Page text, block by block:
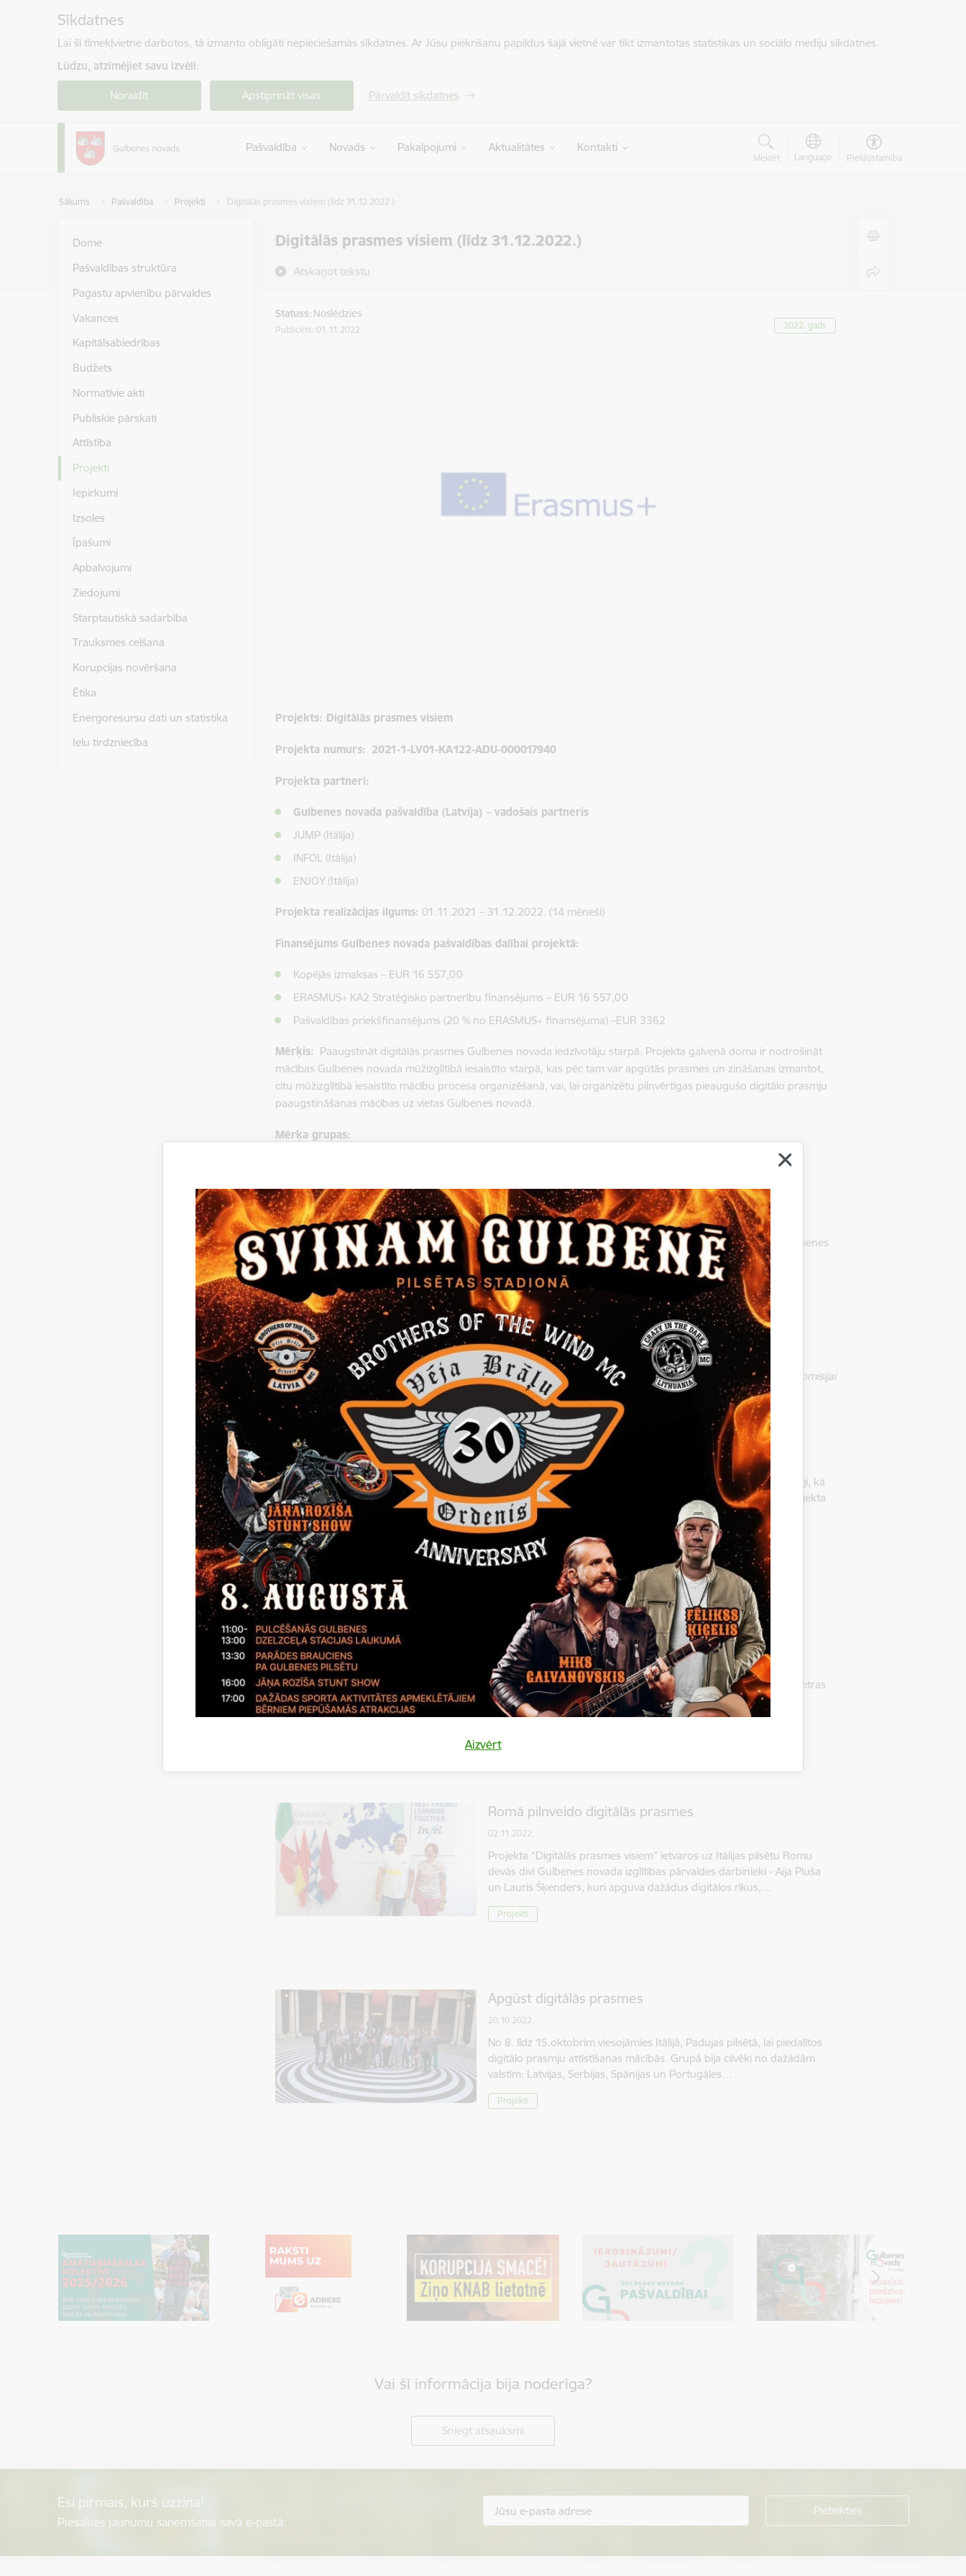
Sīkdatnes
Lai šī tīmekļvietne darbotos, tā izmanto obligāti nepieciešamās sīkdatnes. Ar Jūsu piekrišanu papildus šajā vietnē var tikt izmantotas statistikas un sociālo mediju sīkdatnes.
Lūdzu, atzīmējiet savu izvēli:
Noraidīt Apstiprināt visas Pārvaldīt sīkdatnes
Pašvaldība Novads Pakalpojumi Aktualitātes Kontakti
Meklēt Language Piekļūstamība
Sākums Pašvaldība Projekti Digitālās prasmes visiem (līdz 31.12.2022.)
Digitālās prasmes visiem (līdz 31.12.2022.)
Atskaņot tekstu
Aizvērt
Dome
Pašvaldības struktūra
Pagastu apvienību pārvaldes
Vakances
Kapitālsabiedrības
Budžets
Normatīvie akti
Publiskie pārskati
Attīstība
Projekti
Iepirkumi
Izsoles
Īpašumi
Apbalvojumi
Ziedojumi
Starptautiskā sadarbība
Trauksmes celšana
Korupcijas novēršana
Ētika
Energoresursu dati un statistika
Ielu tirdzniecība
Statuss: Noslēdzies
Publicēts: 01.11.2022. 2022. gads
Projekts: Digitālās prasmes visiem
Projekta numurs: 2021-1-LV01-KA122-ADU-000017940
Projekta partneri:
Gulbenes novada pašvaldība (Latvija) – vadošais partneris
JUMP (Itālija)
INFOL (Itālija)
ENJOY (Itālija)
Projekta realizācijas ilgums: 01.11.2021 – 31.12.2022. (14 mēneši)
Finansējums Gulbenes novada pašvaldības dalībai projektā:
Kopējās izmaksas – EUR 16 557,00
ERASMUS+ KA2 Stratēģisko partnerību finansējums – EUR 16 557,00
Pašvaldības priekšfinansējums (20 % no ERASMUS+ finansējuma) –EUR 3362
Mērķis: Paaugstināt digitālās prasmes Gulbenes novada iedzīvotāju starpā. Projekta galvenā doma ir nodrošināt
mācības Gulbenes novada mūžizglītībā iesaistīto starpā, kas pēc tam var apgūtās prasmes un zināšanas izmantot,
citu mūžizglītībā iesaistīto mācību procesa organizēšanā, vai, lai organizētu pilnvērtīgas pieaugušo digitālo prasmju
paaugstināšanas mācības uz vietas Gulbenes novadā.
Mērķa grupas:
pedagogi;
mūžizglītībā iesaistītie.
Aktivitātes:Projekta laikā notiek mobilitātes, kā arī tiek sagatavota mācību programma, ko var izmantot Gulbenes
novada mācību procesa nodrošināšanai.
Paredzēts:
9 starptautiskās mobilitātes, mācību braucieni;
organizētas vismaz 2 mācības ar mērķi paaugstināt Gulbenes novada pieaugušo digitālās prasmes.
Šis projekts tiek finansēts ar Eiropas Komisijas atbalstu. Šī publikācija atspoguļo vienīgi autora uzskatus, un Komisijai
nevar uzlikt atbildību par tajā ietvertās informācijas jebkuru iespējamo izlietojumu.
digitāli@ziemassvētki.lv/gulbene
14.12.2022.
Piektdien, 9.decembrī, mūsu novada skolu un pirmsskolu skolotāji, kā
arī bibliotēku darbinieki pulcējās Gulbenes Kultūras centrā uz projekta
“Digitālās prasmes visiem” noslēguma pasākumu. Pasākuma…
Izglītības ziņas
Uzsāktas projekta mācības
02.11.2022.
Oktobra sākumā Itālijā, Soverato pilsētā notika projekta “Digitālās
prasmes visiem” mācības, kurās piedalījās un zināšanas apguva četras
dalībnieces, pārstāvot Rankas pamatskolu, Gulbenes novada…
Romā pilnveido digitālās prasmes
02.11.2022.
Projekta “Digitālās prasmes visiem” ietvaros uz Itālijas pilsētu Romu
devās divi Gulbenes novada izglītības pārvaldes darbinieki - Aija Pluša
un Lauris Šķenders, kuri apguva dažādus digitālos rīkus,…
Projekti
Apgūst digitālās prasmes
20.10.2022.
No 8. līdz 15.oktobrim viesojāmies Itālijā, Padujas pilsētā, lai piedalītos
digitālo prasmju attīstīšanas mācībās. Grupā bija cilvēki no dažādām
valstīm: Latvijas, Serbijas, Spānijas un Portugāles…
Projekti
Vai šī informācija bija noderīga?
Sniegt atsauksmi
Esi pirmais, kurš uzzina!
Piesakies jaunumu saņemšanai savā e-pastā.